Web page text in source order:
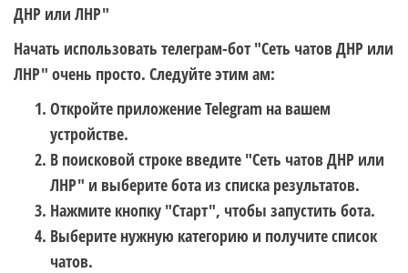
ДНР или ЛНР"
Начать использовать телеграм-бот "Сеть чатов ДНР или
ЛНР" очень просто. Следуйте этим ам:
Откройте приложение Telegram на вашем
устройстве.
В поисковой строке введите "Сеть чатов ДНР или
ЛНР" и выберите бота из списка результатов.
Нажмите кнопку "Старт", чтобы запустить бота.
Выберите нужную категорию и получите список
чатов.